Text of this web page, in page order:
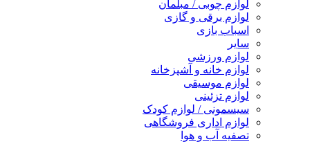
لوازم چوبی / مبلمان
لوازم برقی و گازی
اسباب بازی
سایر
لوازم ورزشی
لوازم خانه و آشپزخانه
لوازم موسیقی
لوازم تزئینی
سیسمونی / لوازم کودک
لوازم اداری فروشگاهی
تصفیه آب و هوا